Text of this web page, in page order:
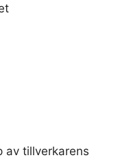
av tillverkarens